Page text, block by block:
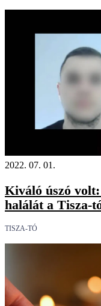
2022. 07. 01.
Kiváló úszó
halálát a Tisza-
TISZA-TÓ